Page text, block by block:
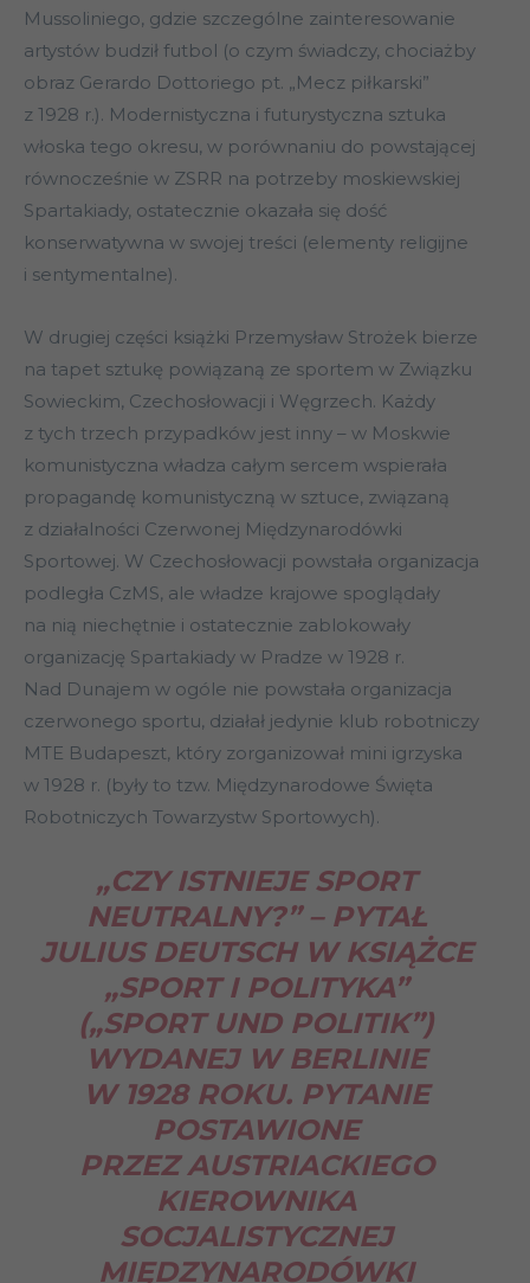
Mussoliniego, gdzie szczególne zainteresowanie
artystów budził futbol (o czym świadczy, chociażby
obraz Gerardo Dottoriego pt. „Mecz piłkarski”
z 1928 r.). Modernistyczna i futurystyczna sztuka
włoska tego okresu, w porównaniu do powstającej
równocześnie w ZSRR na potrzeby moskiewskiej
Spartakiady, ostatecznie okazała się dość
konserwatywna w swojej treści (elementy religijne
i sentymentalne).
W drugiej części książki Przemysław Strożek bierze
na tapet sztukę powiązaną ze sportem w Związku
Sowieckim, Czechosłowacji i Węgrzech. Każdy
z tych trzech przypadków jest inny – w Moskwie
komunistyczna władza całym sercem wspierała
propagandę komunistyczną w sztuce, związaną
z działalności Czerwonej Międzynarodówki
Sportowej. W Czechosłowacji powstała organizacja
podległa CzMS, ale władze krajowe spoglądały
na nią niechętnie i ostatecznie zablokowały
organizację Spartakiady w Pradze w 1928 r.
Nad Dunajem w ogóle nie powstała organizacja
czerwonego sportu, działał jedynie klub robotniczy
MTE Budapeszt, który zorganizował mini igrzyska
w 1928 r. (były to tzw. Międzynarodowe Święta
Robotniczych Towarzystw Sportowych).
„CZY ISTNIEJE SPORT
NEUTRALNY?” – PYTAŁ
JULIUS DEUTSCH W KSIĄŻCE
„SPORT I POLITYKA”
(„SPORT UND POLITIK”)
WYDANEJ W BERLINIE
W 1928 ROKU. PYTANIE
POSTAWIONE
PRZEZ AUSTRIACKIEGO
KIEROWNIKA
SOCJALISTYCZNEJ
MIĘDZYNARODÓWKI